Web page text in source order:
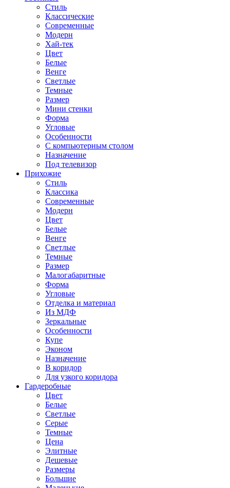
Стиль
Классические
Современные
Модерн
Хай-тек
Цвет
Белые
Венге
Светлые
Темные
Размер
Мини стенки
Форма
Угловые
Особенности
С компьютерным столом
Назначение
Под телевизор
Прихожие
Стиль
Классика
Современные
Модерн
Цвет
Белые
Венге
Светлые
Темные
Размер
Малогабаритные
Форма
Угловые
Отделка и материал
Из МДФ
Зеркальные
Особенности
Купе
Эконом
Назначение
В коридор
Для узкого коридора
Гардеробные
Цвет
Белые
Светлые
Серые
Темные
Цена
Элитные
Дешевые
Размеры
Большие